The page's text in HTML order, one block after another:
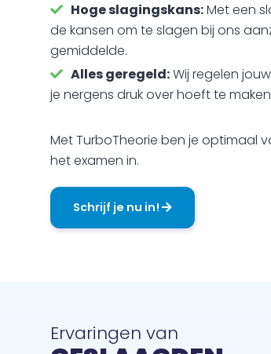
Hoge slagingskans:Met een
de kansen om te slagen bij ons
gemiddelde.
Alles geregeld:Wij regelen
je nergens druk over hoeft te
Met TurboTheorie ben je optimaal
het examen in.
Schrijf je nu in!
Ervaringen van